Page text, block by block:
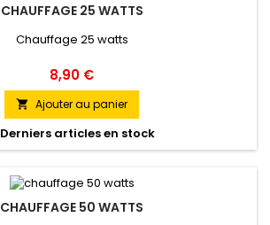
CHAUFFAGE 25 WATTS
Chauffage 25 watts
Prix
8,90 €
 Ajouter au panier
Derniers articles en stock
CHAUFFAGE 50 WATTS